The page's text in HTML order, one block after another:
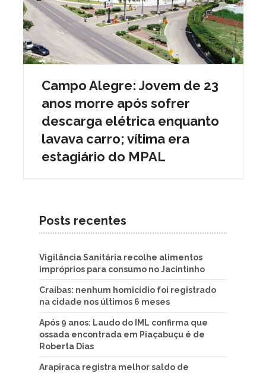
Campo Alegre: Jovem de 23
anos morre após sofrer
descarga elétrica enquanto
lavava carro; vítima era
estagiário do MPAL
Posts recentes
Vigilância Sanitária recolhe alimentos
impróprios para consumo no Jacintinho
Craíbas: nenhum homicídio foi registrado
na cidade nos últimos 6 meses
Após 9 anos: Laudo do IML confirma que
ossada encontrada em Piaçabuçu é de
Roberta Dias
Arapiraca registra melhor saldo de